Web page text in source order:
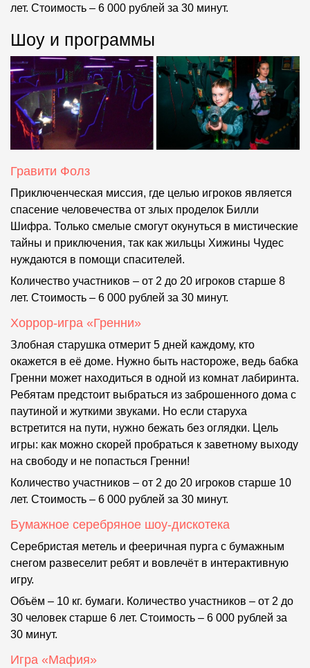
лет. Стоимость – 6 000 рублей за 30 минут.
Шоу и программы
Гравити Фолз
Приключенческая миссия, где целью игроков является
спасение человечества от злых проделок Билли
Шифра. Только смелые смогут окунуться в мистические
тайны и приключения, так как жильцы Хижины Чудес
нуждаются в помощи спасителей.
Количество участников – от 2 до 20 игроков старше 8
лет. Стоимость – 6 000 рублей за 30 минут.
Хоррор-игра «Гренни»
Злобная старушка отмерит 5 дней каждому, кто
окажется в её доме. Нужно быть настороже, ведь бабка
Гренни может находиться в одной из комнат лабиринта.
Ребятам предстоит выбраться из заброшенного дома с
паутиной и жуткими звуками. Но если старуха
встретится на пути, нужно бежать без оглядки. Цель
игры: как можно скорей пробраться к заветному выходу
на свободу и не попасться Гренни!
Количество участников – от 2 до 20 игроков старше 10
лет. Стоимость – 6 000 рублей за 30 минут.
Бумажное серебряное шоу-дискотека
Серебристая метель и фееричная пурга с бумажным
снегом развеселит ребят и вовлечёт в интерактивную
игру.
Объём – 10 кг. бумаги. Количество участников – от 2 до
30 человек старше 6 лет. Стоимость – 6 000 рублей за
30 минут.
Игра «Мафия»